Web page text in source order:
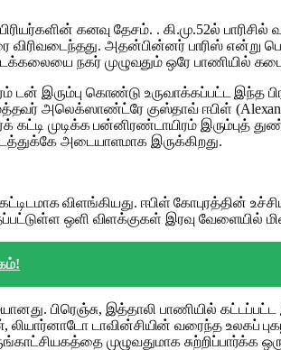
கனவு தேசம். . கி.மு.52ல்
அதன்பின்னர் பாரிஸ் என்று
நகர் முழுவதும் ஒரே பாணியில்
டன் இரும்பு கொண்டு உருவாக்கப்பட்ட
அலெக்ஸாண்ட்ரே குஸ்தாவ் ஈபிள்
முடிக்க பன்னிரண்டாயிரம் இரும்புத்
அடையாளமாக இருக்கிறது.
விளங்கியது. ஈபிள் கோபுரத்தின்
ஒளி விளக்குகள் இரவு
பிரெஞ்சு, இத்தாலி பாணியில்
டாவின்சியின் வரைந்த உலகப்
முழுவதுமாக சுற்றிப்பார்க்க